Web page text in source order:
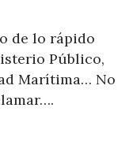
de lo rápido
Público,
Marítima… No